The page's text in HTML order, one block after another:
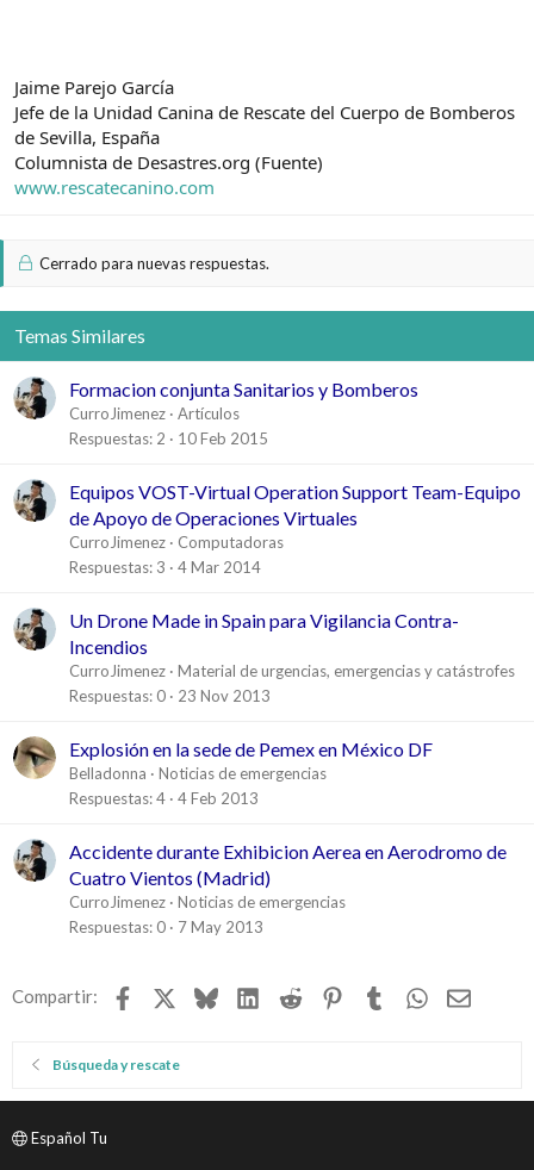
Jaime Parejo García
Jefe de la Unidad Canina de Rescate del Cuerpo de Bomberos
de Sevilla, España
Columnista de Desastres.org (Fuente)
www.rescatecanino.com
Cerrado para nuevas respuestas.
Temas Similares
Formacion conjunta Sanitarios y Bomberos
CurroJimenez
Artículos
Respuestas 2 10 Feb 2015
Equipos VOST-Virtual Operation Support Team-Equipo
de Apoyo de Operaciones Virtuales
CurroJimenez
Computadoras
Respuestas 3 4 Mar 2014
Un Drone Made in Spain para Vigilancia Contra-
Incendios
CurroJimenez
Material de urgencias, emergencias y catástrofes
Respuestas 0 23 Nov 2013
Explosión en la sede de Pemex en México DF
Belladonna
Noticias de emergencias
Respuestas 4 4 Feb 2013
Accidente durante Exhibicion Aerea en Aerodromo de
Cuatro Vientos (Madrid)
CurroJimenez
Noticias de emergencias
Respuestas 0 7 May 2013
Compartir: Facebook BlueskyLinkedIn
Reddit Pinterest
TumblrWhatsApp
Email
Búsqueda y rescate
Español Tu